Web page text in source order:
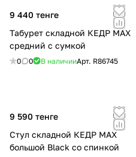
9 440 тенге
Табурет складной КЕДР МАХ
средний с сумкой
0 0 В наличииАрт. R86745
9 590 тенге
Стул складной КЕДР MAX
большой Black со спинкой